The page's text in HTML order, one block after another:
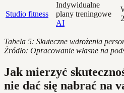
Studio fitness
Indywidualne
plany treningowe
AI
Tabela 5: Skuteczne wdrożenia
Źródło: Opracowanie własne na
Jak mierzyć
nie dać się nabrać na